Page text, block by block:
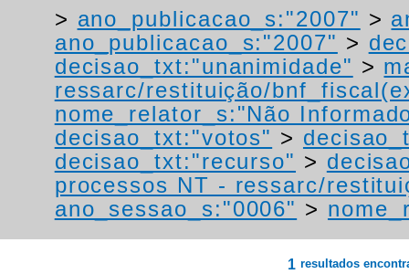
> ano_publicacao_s:"2007" >
ano_publicacao_s:"2007" >
decisao_txt:"unanimidade" >
ressarc/restituição/
nome_relator_s:"Não
decisao_txt:"votos" >
decisao_txt:"recurso" >
processos NT - ressarc/
ano_sessao_s:"0006" >
1 resultados